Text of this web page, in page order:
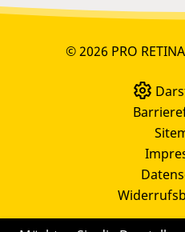
© 2026 PRO